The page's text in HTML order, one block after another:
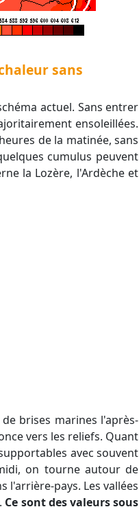
sans
actuel. Sans entrer
ensoleillées.
de la matinée, sans
cumulus peuvent
la Lozère, l'Ardèche et
vers les reliefs. Quant
avec souvent
on tourne autour de
l'arrière-pays. Les vallées
Ce sont des valeurs sous